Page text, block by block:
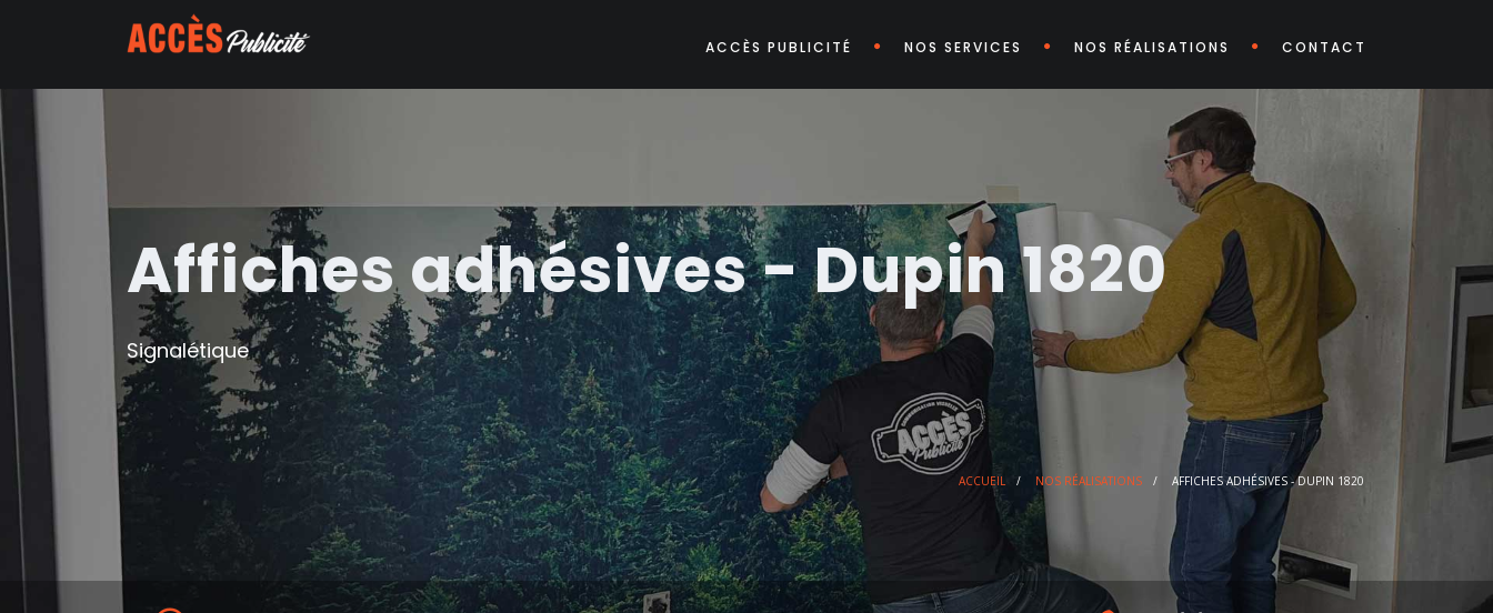
ACCÈS PUBLICITÉ NOS SERVICES NOS RÉALISATIONS CONTACT
Affiches adhésives - Dupin 1820
Signalétique
ACCUEIL / NOS RÉALISATIONS / AFFICHES ADHÉSIVES - DUPIN 1820